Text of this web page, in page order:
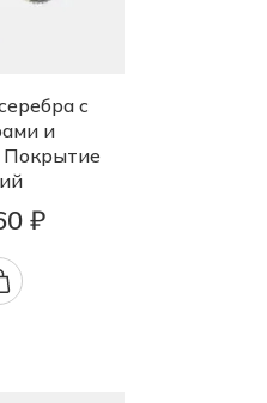
с
и
₽